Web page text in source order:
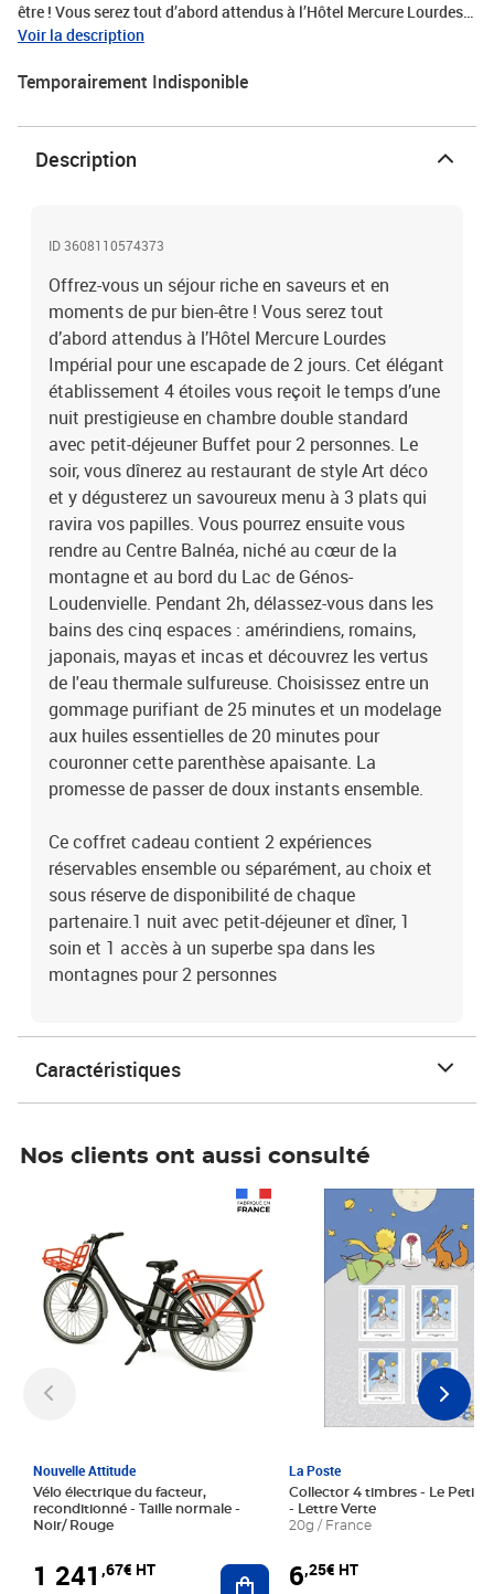
être ! Vous serez tout d’abord attendus à l’Hôtel Mercure Lourdes
Impérial pour une escapade de 2 jours. Cet élégant établissement
double standard avec petit-déjeuner Buffet pour 2 personnes. Le
un savoureux menu à 3 plats qui ravira vos papilles. Vous pourrez
ensuite vous rendre au Centre Balnéa, niché au cœur de la
montagne et au bord du Lac de Génos-Loudenvielle. Pendant 2h,
thermale sulfureuse. Choisissez entre un gommage purifiant de 25
pour couronner cette parenthèse apaisante. La promesse de
passer de doux instants ensemble.Ce coffret cadeau contient 2
expériences réservables ensemble ou séparément, au choix et sous
réserve de disponibilité de chaque partenaire.1 nuit avec petit-
déjeuner et dîner, 1 soin et 1 accès à un superbe spa dans les
montagnes pour 2 personnes
Voir la description
Temporairement Indisponible
Description
ID 3608110574373
Offrez-vous un séjour riche en saveurs et en
moments de pur bien-être ! Vous serez tout
d’abord attendus à l’Hôtel Mercure Lourdes
Impérial pour une escapade de 2 jours. Cet élégant
établissement 4 étoiles vous reçoit le temps d’une
nuit prestigieuse en chambre double standard
avec petit-déjeuner Buffet pour 2 personnes. Le
soir, vous dînerez au restaurant de style Art déco
et y dégusterez un savoureux menu à 3 plats qui
ravira vos papilles. Vous pourrez ensuite vous
rendre au Centre Balnéa, niché au cœur de la
montagne et au bord du Lac de Génos-
Loudenvielle. Pendant 2h, délassez-vous dans les
bains des cinq espaces : amérindiens, romains,
japonais, mayas et incas et découvrez les vertus
de l'eau thermale sulfureuse. Choisissez entre un
gommage purifiant de 25 minutes et un modelage
aux huiles essentielles de 20 minutes pour
couronner cette parenthèse apaisante. La
promesse de passer de doux instants ensemble.
Ce coffret cadeau contient 2 expériences
réservables ensemble ou séparément, au choix et
sous réserve de disponibilité de chaque
partenaire.1 nuit avec petit-déjeuner et dîner, 1
soin et 1 accès à un superbe spa dans les
montagnes pour 2 personnes
Caractéristiques
Nos clients ont aussi consulté
Nouvelle Attitude
Vélo électrique du facteur,
reconditionné - Taille normale -
Noir/ Rouge
1 241 ,67€ HT Ajouter au panier
La Poste
Collector 4 timbres - Le Petit
- Lettre Verte
20g / France
6,25€ HT
Prix 6,25€ HT